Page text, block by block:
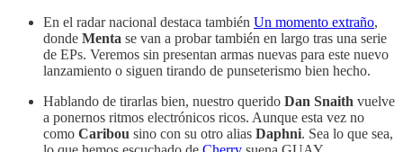
En el radar nacional destaca también Un momento extraño,
donde Menta se van a probar también en largo tras una serie
de EPs. Veremos sin presentan armas nuevas para este nuevo
lanzamiento o siguen tirando de punseterismo bien hecho.
Hablando de tirarlas bien, nuestro querido Dan Snaith vuelve
a ponernos ritmos electrónicos ricos. Aunque esta vez no
como Caribou sino con su otro alias Daphni. Sea lo que sea,